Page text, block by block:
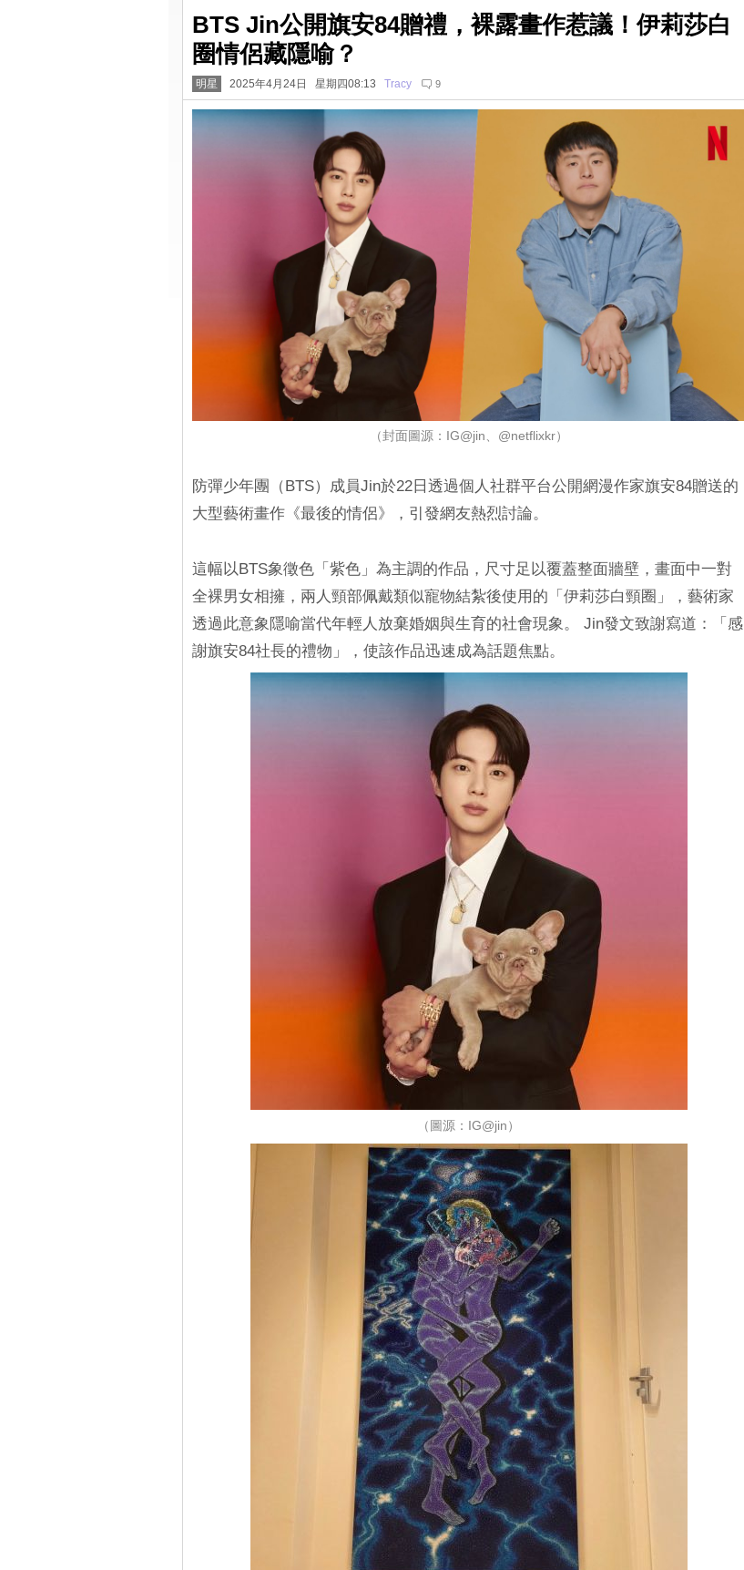
BTS Jin公開旗安84贈禮，裸露畫作惹議！伊莉莎白
圈情侶藏隱喻？
明星 2025年4月24日 星期四08:13 Tracy 9
（封面圖源：IG@jin、@netflixkr）
防彈少年團（BTS）成員Jin於22日透過個人社群平台公開網漫作家旗安84贈送的
大型藝術畫作《最後的情侶》，引發網友熱烈討論。
這幅以BTS象徵色「紫色」為主調的作品，尺寸足以覆蓋整面牆壁，畫面中一對
全裸男女相擁，兩人頸部佩戴類似寵物結紮後使用的「伊莉莎白頸圈」，藝術家
透過此意象隱喻當代年輕人放棄婚姻與生育的社會現象。 Jin發文致謝寫道：「感
謝旗安84社長的禮物」，使該作品迅速成為話題焦點。
（圖源：IG@jin）